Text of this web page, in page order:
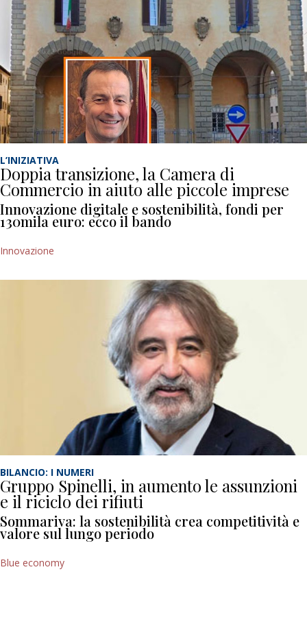
L’INIZIATIVA
Doppia transizione, la Camera di
Commercio in aiuto alle piccole imprese
Innovazione digitale e sostenibilità, fondi per
130mila euro: ecco il bando
Innovazione
BILANCIO: I NUMERI
Gruppo Spinelli, in aumento le assunzioni
e il riciclo dei rifiuti
Sommariva: la sostenibilità crea competitività e
valore sul lungo periodo
Blue economy